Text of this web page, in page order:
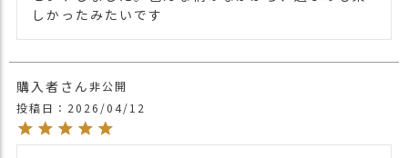
※生地の使用箇所により色合いや柄の出方
なりますのでご了承ください。
や雨などでぬれた時は他の衣料等に移染す
しかったみたいです
購入者
非公開
投稿日
2026/04/12